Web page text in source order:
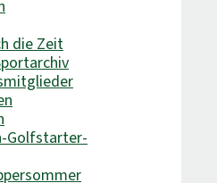
die Zeit
Golfstarter-